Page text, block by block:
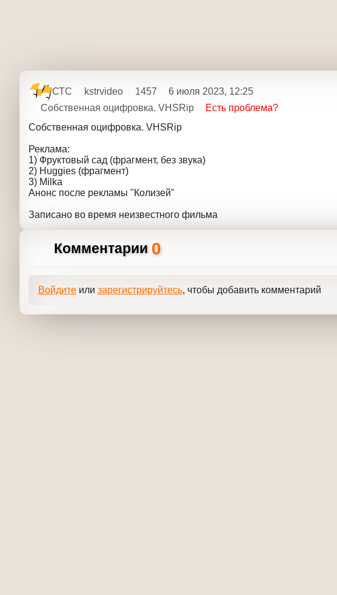
СТС kstrvideo 1457
6 июля 2023, 12:25
Собственная оцифровка. VHSRip
Есть проблема?
Собственная оцифровка. VHSRip
Реклама:
1) Фруктовый сад (фрагмент, без звука)
2) Huggies (фрагмент)
3) Milka
Анонс после рекламы "Колизей"
Записано во время неизвестного фильма
Комментарии 0